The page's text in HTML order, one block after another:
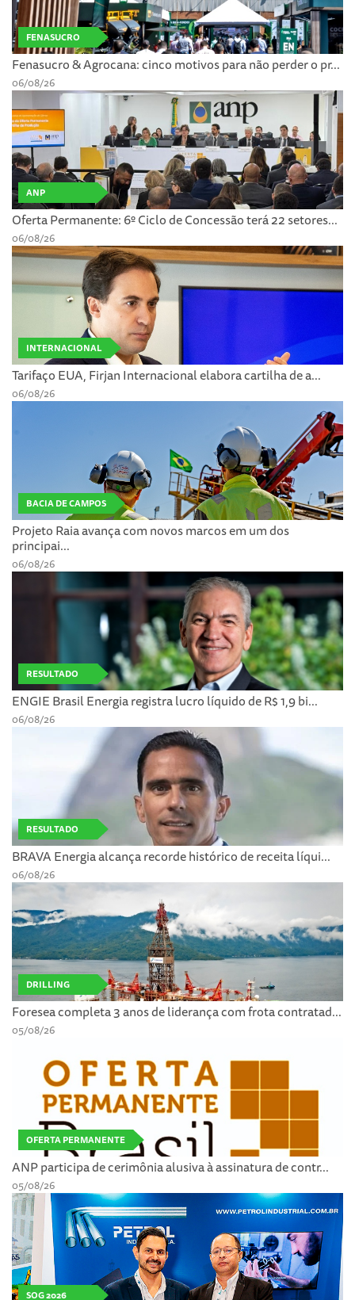
FENASUCRO
Fenasucro & Agrocana: cinco motivos para não perder o pr...
06/08/26
ANP
Oferta Permanente: 6º Ciclo de Concessão terá 22 setores...
06/08/26
INTERNACIONAL
Tarifaço EUA, Firjan Internacional elabora cartilha de a...
06/08/26
BACIA DE CAMPOS
Projeto Raia avança com novos marcos em um dos
principai...
06/08/26
RESULTADO
ENGIE Brasil Energia registra lucro líquido de R$ 1,9 bi...
06/08/26
RESULTADO
BRAVA Energia alcança recorde histórico de receita líqui...
06/08/26
DRILLING
Foresea completa 3 anos de liderança com frota contratad...
05/08/26
OFERTA PERMANENTE
ANP participa de cerimônia alusiva à assinatura de contr...
05/08/26
SOG 2026